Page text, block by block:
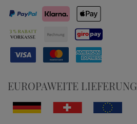
EUROPAWEITE LIEFERUNG